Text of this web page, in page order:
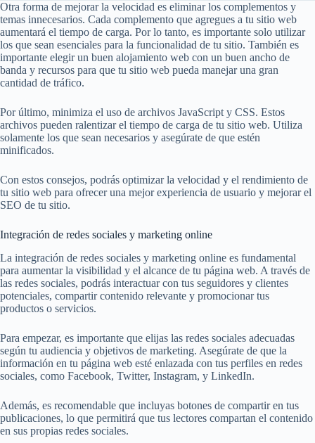
Otra forma de mejorar la velocidad es eliminar los complementos y
temas innecesarios. Cada complemento que agregues a tu sitio web
aumentará el tiempo de carga. Por lo tanto, es importante solo utilizar
los que sean esenciales para la funcionalidad de tu sitio. También es
importante elegir un buen alojamiento web con un buen ancho de
banda y recursos para que tu sitio web pueda manejar una gran
cantidad de tráfico.
Por último, minimiza el uso de archivos JavaScript y CSS. Estos
archivos pueden ralentizar el tiempo de carga de tu sitio web. Utiliza
solamente los que sean necesarios y asegúrate de que estén
minificados.
Con estos consejos, podrás optimizar la velocidad y el rendimiento de
tu sitio web para ofrecer una mejor experiencia de usuario y mejorar el
SEO de tu sitio.
Integración de redes sociales y marketing online
La integración de redes sociales y marketing online es fundamental
para aumentar la visibilidad y el alcance de tu página web. A través de
las redes sociales, podrás interactuar con tus seguidores y clientes
potenciales, compartir contenido relevante y promocionar tus
productos o servicios.
Para empezar, es importante que elijas las redes sociales adecuadas
según tu audiencia y objetivos de marketing. Asegúrate de que la
información en tu página web esté enlazada con tus perfiles en redes
sociales, como Facebook, Twitter, Instagram, y LinkedIn.
Además, es recomendable que incluyas botones de compartir en tus
publicaciones, lo que permitirá que tus lectores compartan el contenido
en sus propias redes sociales.